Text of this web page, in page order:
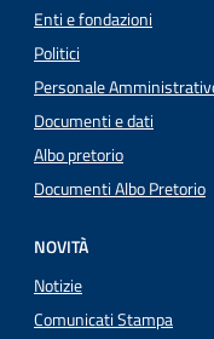
Enti e fondazioni
Politici
Personale
Documenti e dati
Albo pretorio
Documenti Albo Pretorio
NOVITÀ
Notizie
Comunicati Stampa